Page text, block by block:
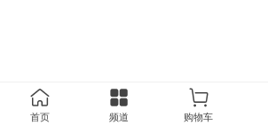
首页 频道 购物车